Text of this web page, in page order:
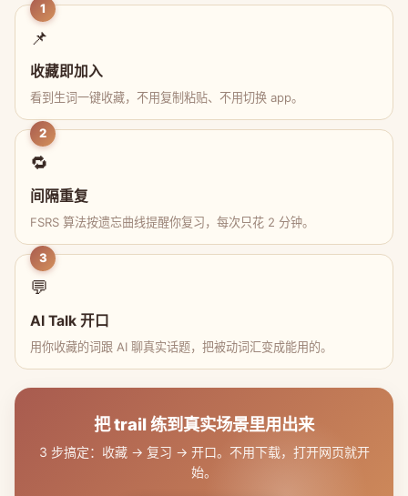
1
📌
收藏即加入
看到生词一键收藏，不用复制粘贴、不用切换 app。
2
🔁
间隔重复
FSRS 算法按遗忘曲线提醒你复习，每次只花 2 分钟。
3
💬
AI Talk 开口
用你收藏的词跟 AI 聊真实话题，把被动词汇变成能用的。
把 trail 练到真实场景里用出来
3 步搞定：收藏 → 复习 → 开口。不用下载，打开网页就开
始。